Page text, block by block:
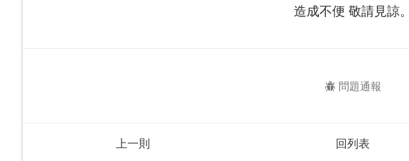
造成不便 敬請見諒。
問題通報
上一則 回列表